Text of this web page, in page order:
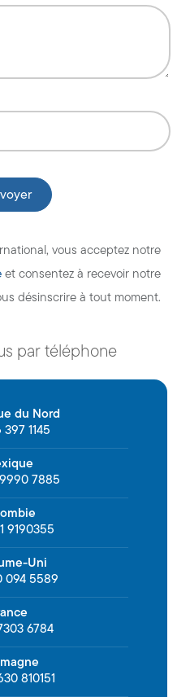
vous acceptez notre
et consentez à recevoir notre
désinscrire à tout moment.
par téléphone
du Nord
397 1145
7885
9190355
Uni
094 5589
6784
810151